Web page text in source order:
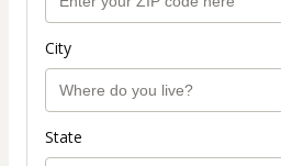
City
State